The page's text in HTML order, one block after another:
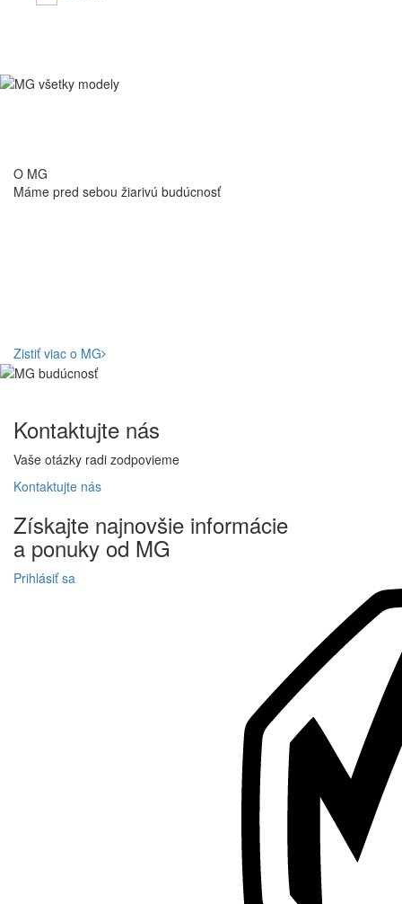
O MG
Máme pred sebou žiarivú budúcnosť
Zistiť viac o MG
Kontaktujte nás
Vaše otázky radi zodpovieme
Kontaktujte nás
Získajte najnovšie informácie
a ponuky od MG
Prihlásiť sa